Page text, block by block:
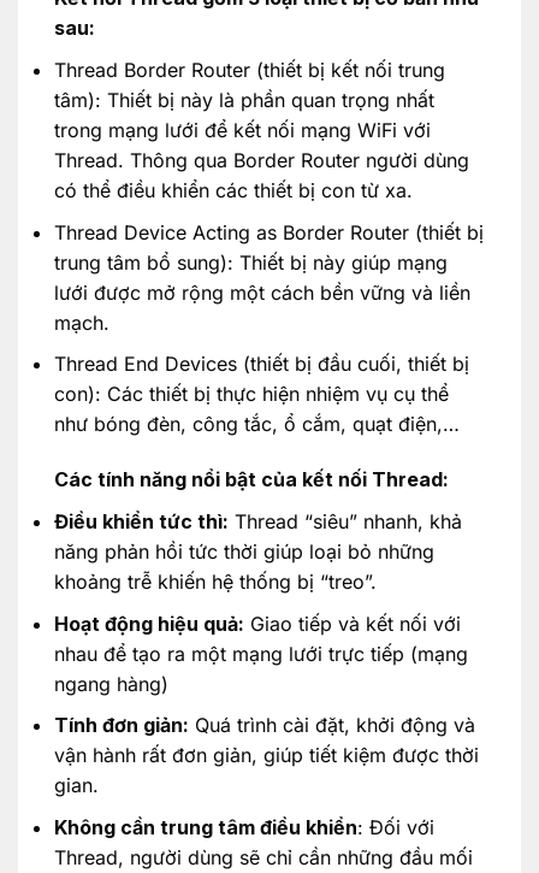
sau:
Thread Border Router (thiết bị kết nối trung
tâm): Thiết bị này là phần quan trọng nhất
trong mạng lưới để kết nối mạng WiFi với
Thread. Thông qua Border Router người dùng
có thể điều khiển các thiết bị con từ xa.
Thread Device Acting as Border Router (thiết bị
trung tâm bổ sung): Thiết bị này giúp mạng
lưới được mở rộng một cách bền vững và liền
mạch.
Thread End Devices (thiết bị đầu cuối, thiết bị
con): Các thiết bị thực hiện nhiệm vụ cụ thể
như bóng đèn, công tắc, ổ cắm, quạt điện,…
Các tính năng nổi bật của kết nối Thread:
Điều khiển tức thì: Thread “siêu” nhanh, khả
năng phản hồi tức thời giúp loại bỏ những
khoảng trễ khiến hệ thống bị “treo”.
Hoạt động hiệu quả: Giao tiếp và kết nối với
nhau để tạo ra một mạng lưới trực tiếp (mạng
ngang hàng)
Tính đơn giản: Quá trình cài đặt, khởi động và
vận hành rất đơn giản, giúp tiết kiệm được thời
gian.
Không cần trung tâm điều khiển: Đối với
Thread, người dùng sẽ chỉ cần những đầu mối